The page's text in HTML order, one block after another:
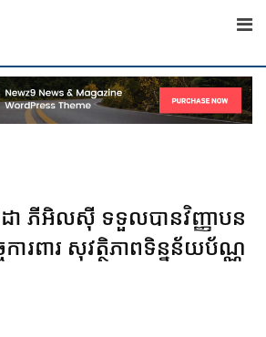
ា ភីអិលស៊ី ទទួលបានវិញ្ញាបន
ការពារ សុវត្ថិភាពទិន្នន័យប័ណ្ណ